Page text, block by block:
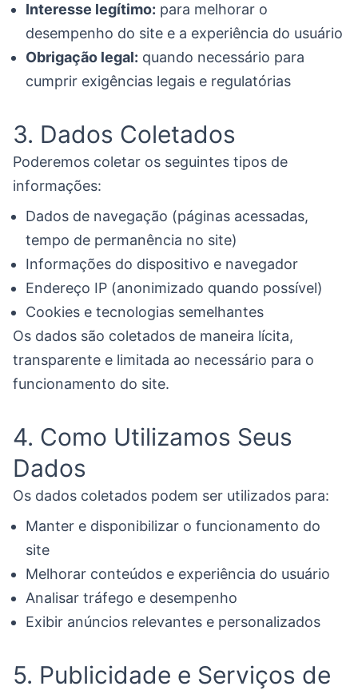
Interesse legítimo: para melhorar o
desempenho do site e a experiência do usuário
Obrigação legal: quando necessário para
cumprir exigências legais e regulatórias
3. Dados Coletados
Poderemos coletar os seguintes tipos de
informações:
Dados de navegação (páginas acessadas,
tempo de permanência no site)
Informações do dispositivo e navegador
Endereço IP (anonimizado quando possível)
Cookies e tecnologias semelhantes
Os dados são coletados de maneira lícita,
transparente e limitada ao necessário para o
funcionamento do site.
4. Como Utilizamos Seus
Dados
Os dados coletados podem ser utilizados para:
Manter e disponibilizar o funcionamento do
site
Melhorar conteúdos e experiência do usuário
Analisar tráfego e desempenho
Exibir anúncios relevantes e personalizados
5. Publicidade e Serviços de